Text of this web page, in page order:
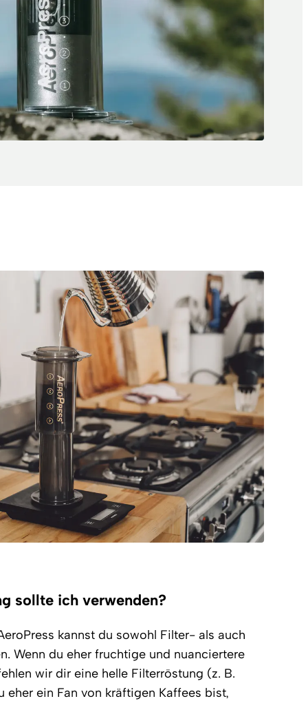
sollte ich verwenden?
kannst du sowohl Filter- als auch
Wenn du eher fruchtige und nuanciertere
wir dir eine helle Filterröstung (z. B.
eher ein Fan von kräftigen Kaffees bist,